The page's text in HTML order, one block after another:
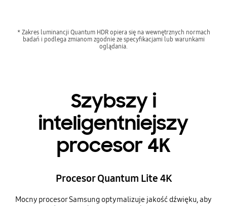
* Zakres luminancji Quantum HDR opiera się na wewnętrznych normach
badań i podlega zmianom zgodnie ze specyfikacjami lub warunkami
oglądania.
Szybszy i
inteligentniejszy
procesor 4K
Procesor Quantum Lite 4K
Mocny procesor Samsung optymalizuje jakość dźwięku, aby